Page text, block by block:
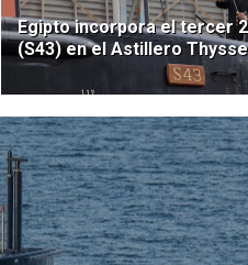
Egipto incorpora el tercer
(S43) en el Astillero